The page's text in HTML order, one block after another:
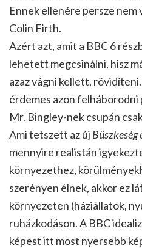
Ennek ellenére persze nem
Colin Firth.
Azért azt, amit a BBC 6
lehetett megcsinálni, hisz
azaz vágni kellett,
érdemes azon felháborodni
Mr. Bingley-nek csupán
Ami tetszett az új Büszkeség
mennyire realistán
környezethez,
szerényen élnek, akkor ez
környezeten (háziállatok,
ruházkodáson. A BBC
képest itt most nyersebb